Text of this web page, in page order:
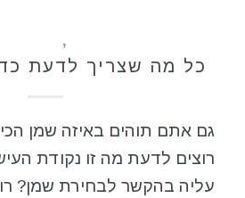
,
כל מה שצריך לדעת
גם אתם תוהים באיזה שמן
רוצים לדעת מה זו נקודת
עליה בהקשר לבחירת שמן?